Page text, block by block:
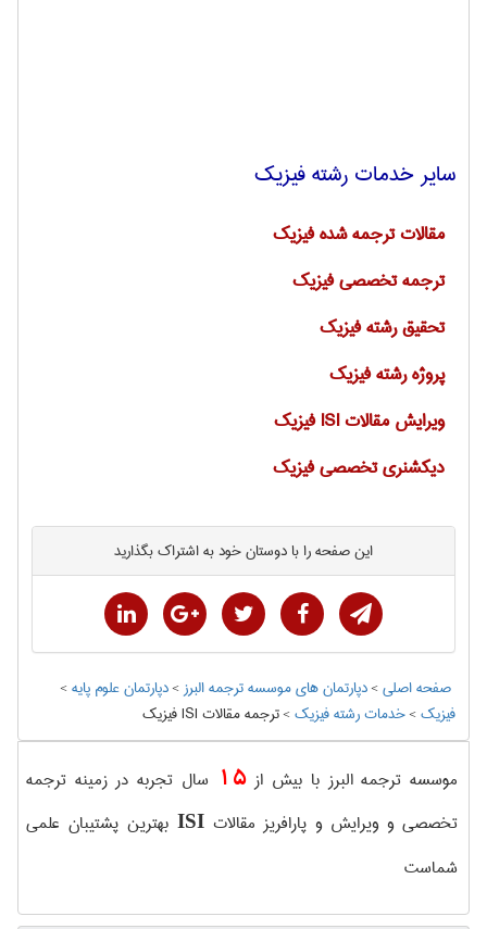
سایر خدمات رشته فیزیک
مقالات ترجمه شده فیزیک
ترجمه تخصصی فیزیک
تحقیق رشته فیزیک
پروژه رشته فیزیک
ویرایش مقالات ISI فیزیک
دیکشنری تخصصی فیزیک
این صفحه را با دوستان خود به اشتراک بگذارید
صفحه اصلی>دپارتمان های موسسه ترجمه البرز>دپارتمان علوم پايه>
فیزیک>خدمات رشته فیزیک>ترجمه مقالات ISI فیزیک
موسسه ترجمه البرز با بیش از15 سال تجربه در زمینه ترجمه
تخصصی و ویرایش و پارافریز مقالاتISI بهترین پشتیبان علمی
شماست